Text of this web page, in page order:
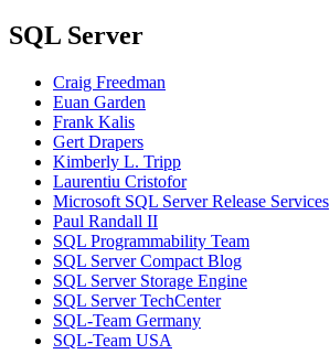
SQL Server
Craig Freedman
Euan Garden
Frank Kalis
Gert Drapers
Kimberly L. Tripp
Laurentiu Cristofor
Microsoft SQL Server Release Services
Paul Randall II
SQL Programmability Team
SQL Server Compact Blog
SQL Server Storage Engine
SQL Server TechCenter
SQL-Team Germany
SQL-Team USA